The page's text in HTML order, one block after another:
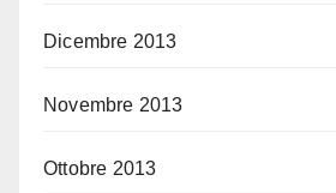
Dicembre 2013
Novembre 2013
Ottobre 2013